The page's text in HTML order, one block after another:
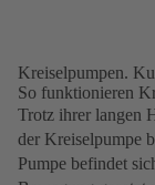
Kreiselpumpen.
So funktionieren
Trotz ihrer langen
der Kreiselpumpe
Pumpe befindet